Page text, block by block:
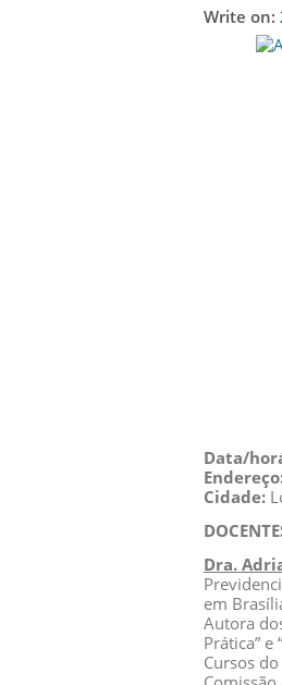
Write on:
Data/
Cidade:
Dra.
em
Autora
Prática”
Cursos